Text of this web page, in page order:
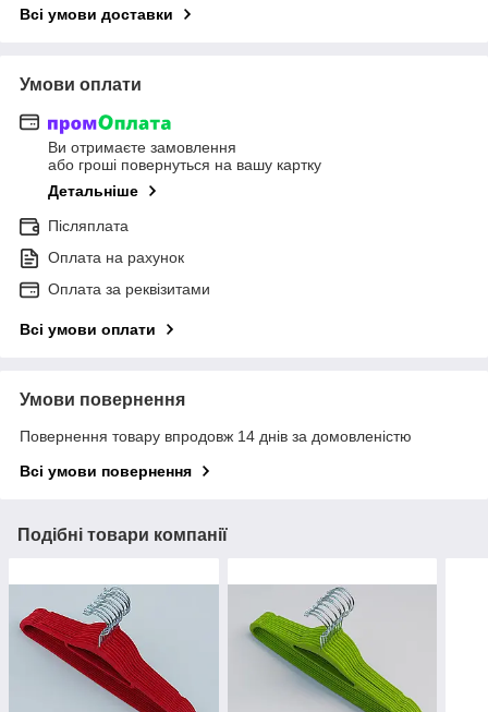
Всі умови доставки
Умови оплати
Ви отримаєте замовлення
або гроші повернуться на вашу картку
Детальніше
Післяплата
Оплата на рахунок
Оплата за реквізитами
Всі умови оплати
Умови повернення
Повернення товару впродовж 14 днів за домовленістю
Всі умови повернення
Подібні товари компанії